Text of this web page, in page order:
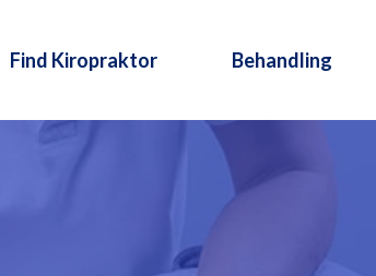
Find Kiropraktor Behandling